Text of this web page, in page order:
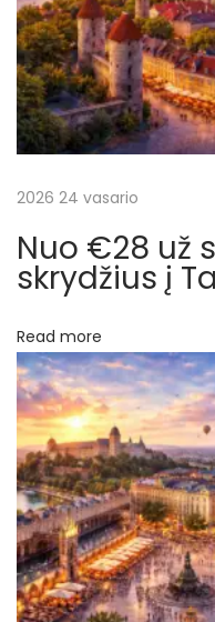
r
a
š
ų
t
a
l
i
j
i
š
K
a
n
o
N
e
x
t
p
o
s
N
u
o
€
3
6
u
2026 24 vasario
Nuo €28 už
skrydžius į
Read more